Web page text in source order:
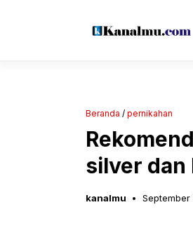
Beranda / pernikahan
silver
kanalmu September